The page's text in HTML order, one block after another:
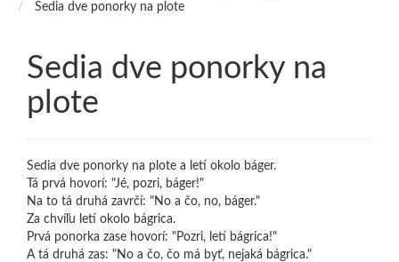
Sedia dve ponorky na plote
Sedia dve ponorky na
plote
Sedia dve ponorky na plote a letí okolo báger.
Tá prvá hovorí: "Jé, pozri, báger!"
Na to tá druhá zavrčí: "No a čo, no, báger."
Za chvíľu letí okolo bágrica.
Prvá ponorka zase hovorí: "Pozri, letí bágrica!"
A tá druhá zas: "No a čo, čo má byť, nejaká bágrica."